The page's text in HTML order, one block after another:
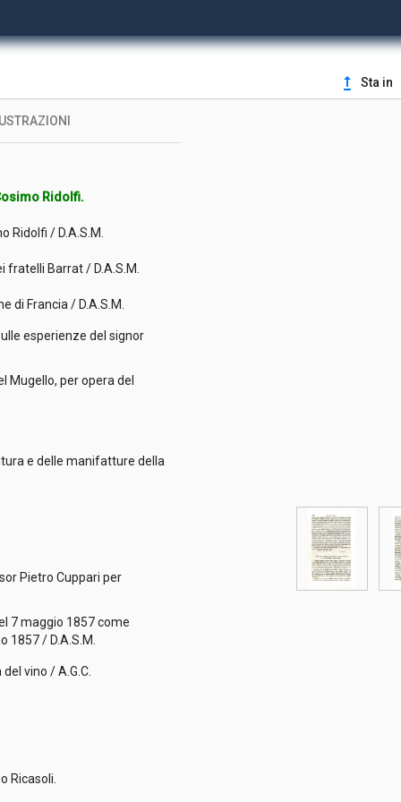
upgrade Sta in
curarla / D.A.S.M.
Ridolfi.
Ridolfi / D.A.S.M.
Barrat / D.A.S.M.
di Francia / D.A.S.M.
esperienze del signor
Mugello, per opera del
e delle manifatture della
Pietro Cuppari per
7 maggio 1857 come
1857 / D.A.S.M.
vino / A.G.C.
Ricasoli.